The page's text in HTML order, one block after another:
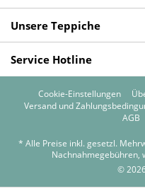
Unsere Teppiche
Service Hotline
Cookie-Einstellungen
Versand und
AGB
* Alle Preise inkl. gesetzl.
Nachnahmegebühren,
©